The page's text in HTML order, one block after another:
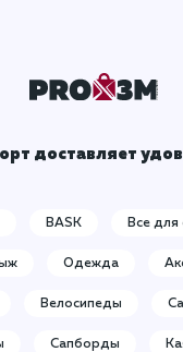
доставляет
BASK Все
Одежда
Велосипеды
Сапборды